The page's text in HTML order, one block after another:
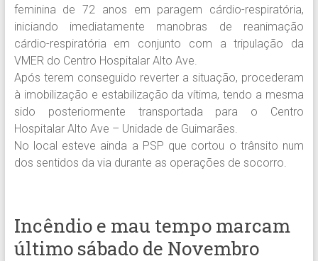
feminina de 72 anos em paragem cárdio-respiratória,
iniciando imediatamente manobras de reanimação
cárdio-respiratória em conjunto com a tripulação da
VMER do Centro Hospitalar Alto Ave.
Após terem conseguido reverter a situação, procederam
à imobilização e estabilização da vítima, tendo a mesma
sido posteriormente transportada para o Centro
Hospitalar Alto Ave – Unidade de Guimarães.
No local esteve ainda a PSP que cortou o trânsito num
dos sentidos da via durante as operações de socorro.
Incêndio e mau tempo marcam
último sábado de Novembro